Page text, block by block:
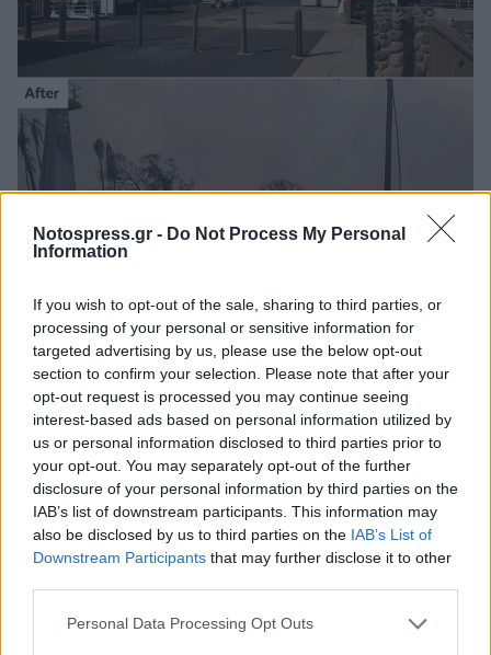
Notospress.gr - Do Not Process My Personal
Information
If you wish to opt-out of the sale, sharing to third parties, or
processing of your personal or sensitive information for
targeted advertising by us, please use the below opt-out
section to confirm your selection. Please note that after your
opt-out request is processed you may continue seeing
interest-based ads based on personal information utilized by
us or personal information disclosed to third parties prior to
your opt-out. You may separately opt-out of the further
disclosure of your personal information by third parties on the
IAB’s list of downstream participants. This information may
also be disclosed by us to third parties on the IAB’s List of
Downstream Participants that may further disclose it to other
Personal Data Processing Opt Outs
Το κέντρο της Lahaina χρονολογείται από το
1700 και βρίσκεται στο Εθνικό Μητρώο
Ιστορικών Τόπων των ΗΠΑ - κάποτε ήταν η
πρωτεύουσα της Χαβάης.
Η δορυφορική εταιρεία ICEYE υπολόγισε ότι
περίπου 1.500 κτίρια έχουν καταστραφεί στο
12.000 ανθρώπους.